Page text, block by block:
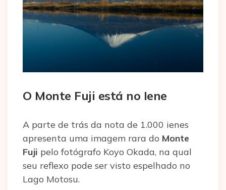
O Monte Fuji está no Iene
A parte de trás da nota de 1.000 ienes
apresenta uma imagem rara do Monte
Fuji pelo fotógrafo Koyo Okada, na qual
seu reflexo pode ser visto espelhado no
Lago Motosu.